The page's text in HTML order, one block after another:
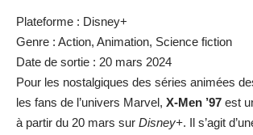
Plateforme : Disney+
Genre : Action, Animation, Science fiction
Date de sortie : 20 mars 2024
Pour les nostalgiques des séries animées
les fans de l’univers Marvel, X-Men ’97 est
à partir du 20 mars sur Disney+. Il s’agit